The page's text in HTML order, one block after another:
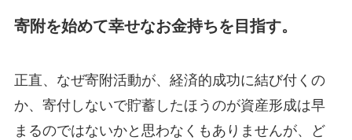
寄附を始めて幸せなお金持ちを目指す。
正直、なぜ寄附活動が、経済的成功に結び付くの
か、寄付しないで貯蓄したほうのが資産形成は早
まるのではないかと思わなくもありませんが、ど